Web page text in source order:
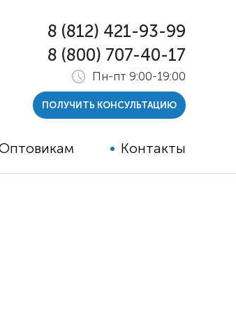
Контакты
8 (812) 421-93-99
8 (800) 707-40-17
Пн-пт 9:00-19:00
ПОЛУЧИТЬ КОНСУЛЬТАЦИЮ